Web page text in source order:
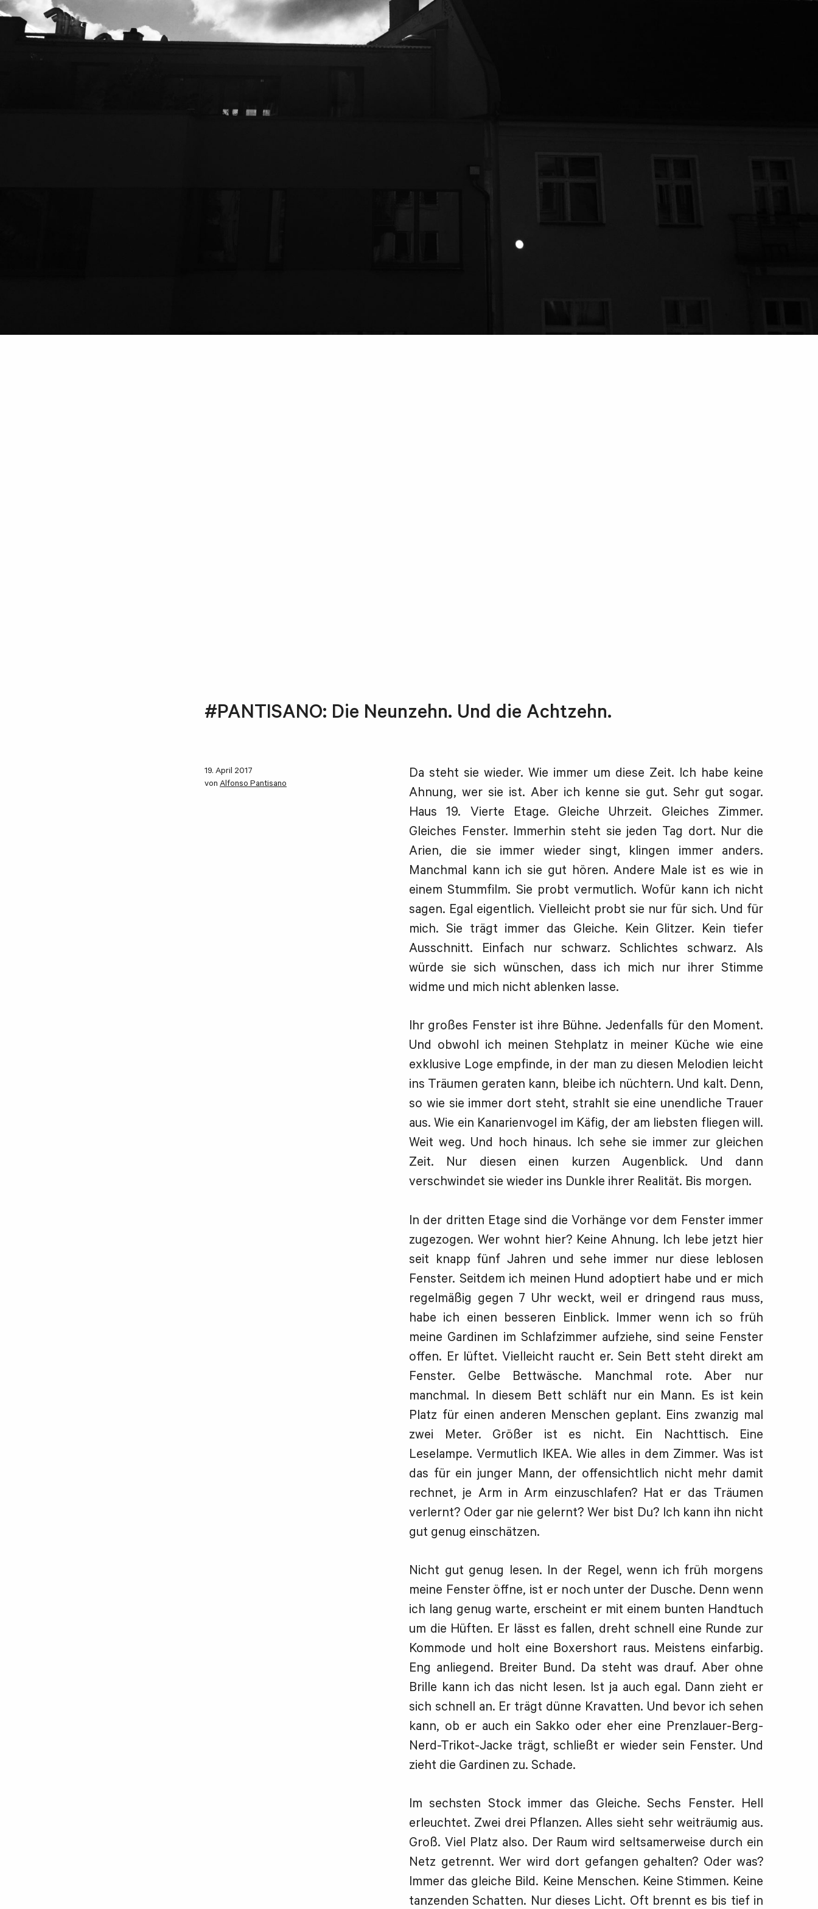
#PANTISANO: Die Neunzehn. Und die Achtzehn.
19. April 2017
von Alfonso Pantisano
Da steht sie wieder. Wie immer um diese Zeit. Ich habe keine
Ahnung, wer sie ist. Aber ich kenne sie gut. Sehr gut sogar.
Haus 19. Vierte Etage. Gleiche Uhrzeit. Gleiches Zimmer.
Gleiches Fenster. Immerhin steht sie jeden Tag dort. Nur die
Arien, die sie immer wieder singt, klingen immer anders.
Manchmal kann ich sie gut hören. Andere Male ist es wie in
einem Stummfilm. Sie probt vermutlich. Wofür kann ich nicht
sagen. Egal eigentlich. Vielleicht probt sie nur für sich. Und für
mich. Sie trägt immer das Gleiche. Kein Glitzer. Kein tiefer
Ausschnitt. Einfach nur schwarz. Schlichtes schwarz. Als
würde sie sich wünschen, dass ich mich nur ihrer Stimme
widme und mich nicht ablenken lasse.
Ihr großes Fenster ist ihre Bühne. Jedenfalls für den Moment.
Und obwohl ich meinen Stehplatz in meiner Küche wie eine
exklusive Loge empfinde, in der man zu diesen Melodien leicht
ins Träumen geraten kann, bleibe ich nüchtern. Und kalt. Denn,
so wie sie immer dort steht, strahlt sie eine unendliche Trauer
aus. Wie ein Kanarienvogel im Käfig, der am liebsten fliegen will.
Weit weg. Und hoch hinaus. Ich sehe sie immer zur gleichen
Zeit. Nur diesen einen kurzen Augenblick. Und dann
verschwindet sie wieder ins Dunkle ihrer Realität. Bis morgen.
In der dritten Etage sind die Vorhänge vor dem Fenster immer
zugezogen. Wer wohnt hier? Keine Ahnung. Ich lebe jetzt hier
seit knapp fünf Jahren und sehe immer nur diese leblosen
Fenster. Seitdem ich meinen Hund adoptiert habe und er mich
regelmäßig gegen 7 Uhr weckt, weil er dringend raus muss,
habe ich einen besseren Einblick. Immer wenn ich so früh
meine Gardinen im Schlafzimmer aufziehe, sind seine Fenster
offen. Er lüftet. Vielleicht raucht er. Sein Bett steht direkt am
Fenster. Gelbe Bettwäsche. Manchmal rote. Aber nur
manchmal. In diesem Bett schläft nur ein Mann. Es ist kein
Platz für einen anderen Menschen geplant. Eins zwanzig mal
zwei Meter. Größer ist es nicht. Ein Nachttisch. Eine
Leselampe. Vermutlich IKEA. Wie alles in dem Zimmer. Was ist
das für ein junger Mann, der offensichtlich nicht mehr damit
rechnet, je Arm in Arm einzuschlafen? Hat er das Träumen
verlernt? Oder gar nie gelernt? Wer bist Du? Ich kann ihn nicht
gut genug einschätzen.
Nicht gut genug lesen. In der Regel, wenn ich früh morgens
meine Fenster öffne, ist er noch unter der Dusche. Denn wenn
ich lang genug warte, erscheint er mit einem bunten Handtuch
um die Hüften. Er lässt es fallen, dreht schnell eine Runde zur
Kommode und holt eine Boxershort raus. Meistens einfarbig.
Eng anliegend. Breiter Bund. Da steht was drauf. Aber ohne
Brille kann ich das nicht lesen. Ist ja auch egal. Dann zieht er
sich schnell an. Er trägt dünne Kravatten. Und bevor ich sehen
kann, ob er auch ein Sakko oder eher eine Prenzlauer-Berg-
Nerd-Trikot-Jacke trägt, schließt er wieder sein Fenster. Und
zieht die Gardinen zu. Schade.
Im sechsten Stock immer das Gleiche. Sechs Fenster. Hell
erleuchtet. Zwei drei Pflanzen. Alles sieht sehr weiträumig aus.
Groß. Viel Platz also. Der Raum wird seltsamerweise durch ein
Netz getrennt. Wer wird dort gefangen gehalten? Oder was?
Immer das gleiche Bild. Keine Menschen. Keine Stimmen. Keine
tanzenden Schatten. Nur dieses Licht. Oft brennt es bis tief in